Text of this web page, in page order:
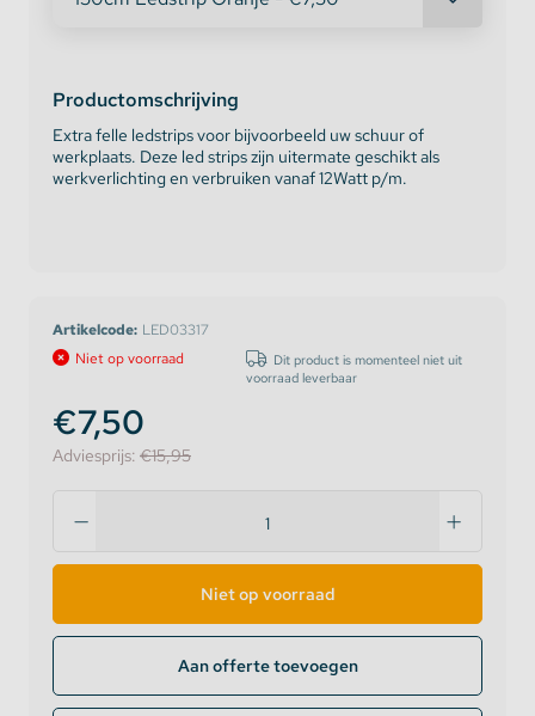
Productomschrijving
Extra felle ledstrips voor bijvoorbeeld uw schuur of
werkplaats. Deze led strips zijn uitermate geschikt als
werkverlichting en verbruiken vanaf 12Watt p/m.
Artikelcode: LED03317
Niet op voorraad
Dit product is momenteel niet uit
voorraad leverbaar
€7,50
Adviesprijs: €15,95
Niet op voorraad
Aan offerte toevoegen